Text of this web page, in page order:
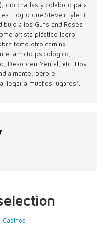
dio charlas y colaboro para
Logro que Steven Tyler (
a los Guns and Roses
artista plástico logro
tomo otro camino
el ámbito psicológico,
Desorden Mental, etc. Hoy
pero el
llegar a muchos lugares”.
Casinos